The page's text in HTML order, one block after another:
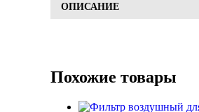
ОПИСАНИЕ
Похожие товары